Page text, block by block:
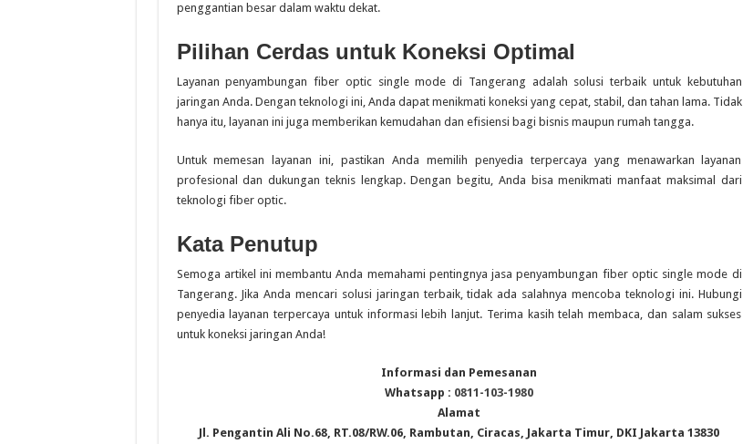
penggantian besar dalam waktu dekat.
Pilihan Cerdas untuk Koneksi Optimal
Layanan penyambungan fiber optic single mode di Tangerang adalah solusi terbaik untuk kebutuhan
jaringan Anda. Dengan teknologi ini, Anda dapat menikmati koneksi yang cepat, stabil, dan tahan lama. Tidak
hanya itu, layanan ini juga memberikan kemudahan dan efisiensi bagi bisnis maupun rumah tangga.
Untuk memesan layanan ini, pastikan Anda memilih penyedia terpercaya yang menawarkan layanan
profesional dan dukungan teknis lengkap. Dengan begitu, Anda bisa menikmati manfaat maksimal dari
teknologi fiber optic.
Kata Penutup
Semoga artikel ini membantu Anda memahami pentingnya jasa penyambungan fiber optic single mode di
Tangerang. Jika Anda mencari solusi jaringan terbaik, tidak ada salahnya mencoba teknologi ini. Hubungi
penyedia layanan terpercaya untuk informasi lebih lanjut. Terima kasih telah membaca, dan salam sukses
untuk koneksi jaringan Anda!
Informasi dan Pemesanan
Whatsapp : 0811-103-1980
Alamat
Jl. Pengantin Ali No.68, RT.08/RW.06, Rambutan, Ciracas, Jakarta Timur, DKI Jakarta 13830